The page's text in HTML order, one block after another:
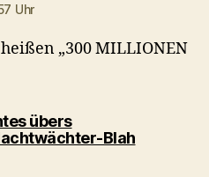
Uhr
„300 MILLIONEN
übers
Blahsagt: